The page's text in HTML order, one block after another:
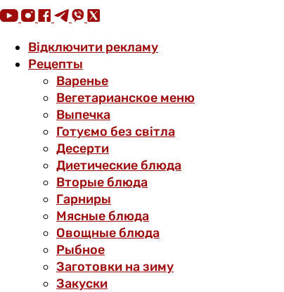
Відключити рекламу
Рецепты
Варенье
Вегетарианское меню
Выпечка
Готуємо без світла
Десерти
Диетические блюда
Вторые блюда
Гарниры
Мясные блюда
Овощные блюда
Рыбное
Заготовки на зиму
Закуски